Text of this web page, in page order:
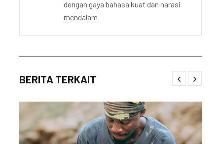
dengan gaya bahasa kuat dan narasi
mendalam
BERITA TERKAIT